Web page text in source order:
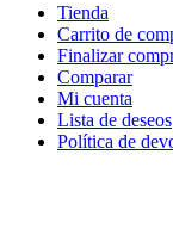
Tienda
Carrito de
Finalizar
Comparar
Mi cuenta
Lista de deseos
Política de